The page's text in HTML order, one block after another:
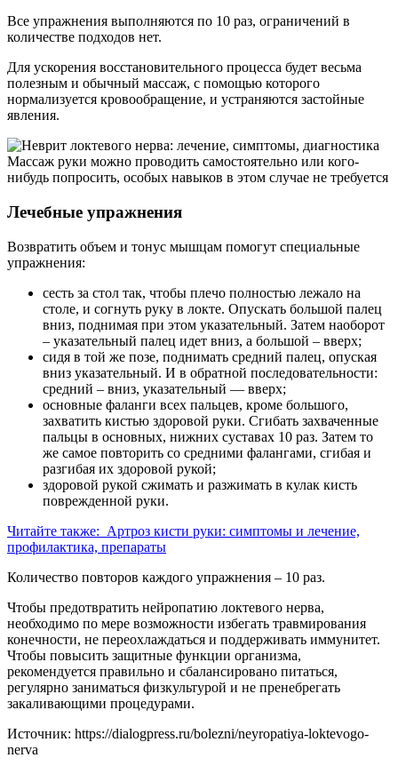
Все упражнения выполняются по 10 раз, ограничений в
количестве подходов нет.
Для ускорения восстановительного процесса будет весьма
полезным и обычный массаж, с помощью которого
нормализуется кровообращение, и устраняются застойные
явления.
Массаж руки можно проводить самостоятельно или кого-
нибудь попросить, особых навыков в этом случае не требуется
Лечебные упражнения
Возвратить объем и тонус мышцам помогут специальные
упражнения:
сесть за стол так, чтобы плечо полностью лежало на
столе, и согнуть руку в локте. Опускать большой палец
вниз, поднимая при этом указательный. Затем наоборот
– указательный палец идет вниз, а большой – вверх;
сидя в той же позе, поднимать средний палец, опуская
вниз указательный. И в обратной последовательности:
средний – вниз, указательный — вверх;
основные фаланги всех пальцев, кроме большого,
захватить кистью здоровой руки. Сгибать захваченные
пальцы в основных, нижних суставах 10 раз. Затем то
же самое повторить со средними фалангами, сгибая и
разгибая их здоровой рукой;
здоровой рукой сжимать и разжимать в кулак кисть
поврежденной руки.
Читайте также: Артроз кисти руки: симптомы и лечение,
профилактика, препараты
Количество повторов каждого упражнения – 10 раз.
Чтобы предотвратить нейропатию локтевого нерва,
необходимо по мере возможности избегать травмирования
конечности, не переохлаждаться и поддерживать иммунитет.
Чтобы повысить защитные функции организма,
рекомендуется правильно и сбалансировано питаться,
регулярно заниматься физкультурой и не пренебрегать
закаливающими процедурами.
Источник: https://dialogpress.ru/bolezni/neyropatiya-loktevogo-
nerva